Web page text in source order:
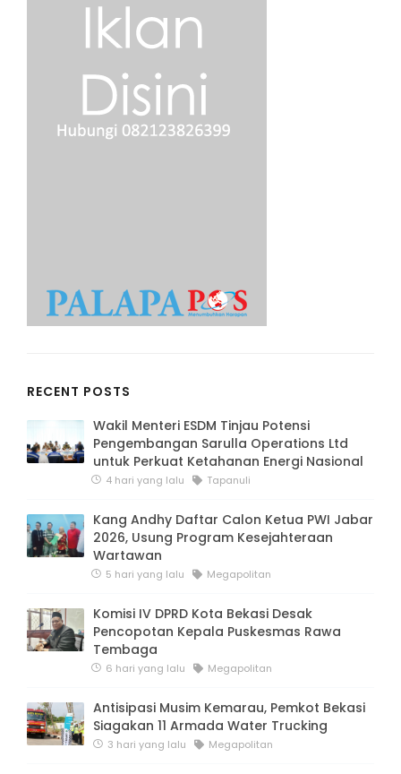
RECENT POSTS
Wakil Menteri ESDM Tinjau Potensi
Pengembangan Sarulla Operations Ltd
untuk Perkuat Ketahanan Energi Nasional
4 hari yang lalu Tapanuli
Kang Andhy Daftar Calon Ketua PWI Jabar
2026, Usung Program Kesejahteraan
Wartawan
5 hari yang lalu Megapolitan
Komisi IV DPRD Kota Bekasi Desak
Pencopotan Kepala Puskesmas Rawa
Tembaga
6 hari yang lalu Megapolitan
Antisipasi Musim Kemarau, Pemkot Bekasi
Siagakan 11 Armada Water Trucking
3 hari yang lalu Megapolitan